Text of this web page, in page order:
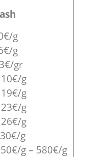
g
g
gr
g
g
g
g
g
g – 580€/g